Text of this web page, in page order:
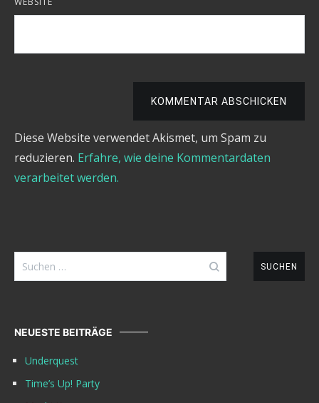
KOMMENTAR ABSCHICKEN
Diese Website verwendet Akismet, um Spam zu
reduzieren. Erfahre, wie deine Kommentardaten
verarbeitet werden.
Suchen
nach:
NEUESTE BEITRÄGE
Underquest
Time’s Up! Party